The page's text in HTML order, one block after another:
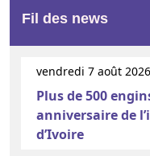
Fil des news
vendredi 7 août 2026
Plus de 500
anniversaire de
d’Ivoire